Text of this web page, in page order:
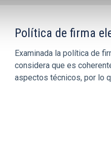
Política de firma
Examinada la política de
considera que es
aspectos técnicos, por lo